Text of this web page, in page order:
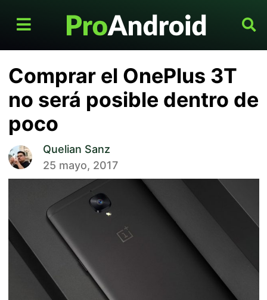
Comprar el OnePlus 3T
no será posible dentro de
poco
Quelian Sanz
25 mayo, 2017